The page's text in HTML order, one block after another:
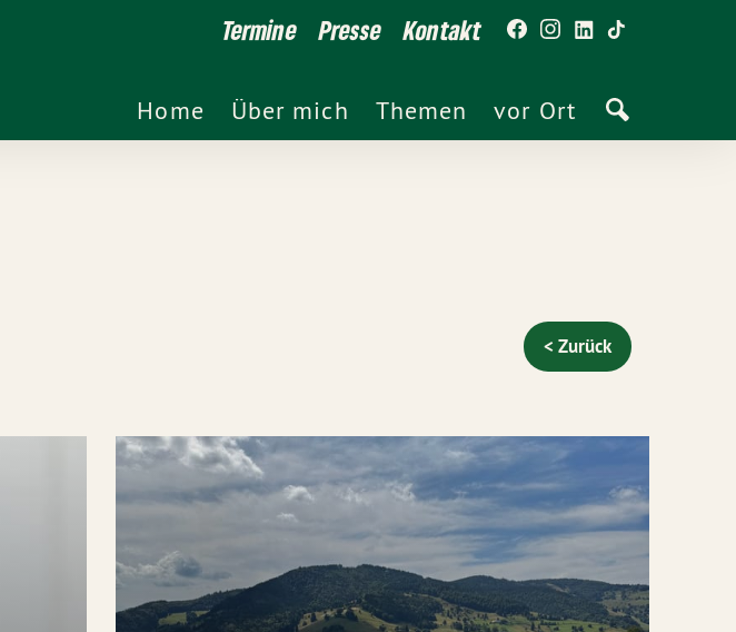
Termine Presse Kontakt
Home Über mich Themen vor Ort
< Zurück